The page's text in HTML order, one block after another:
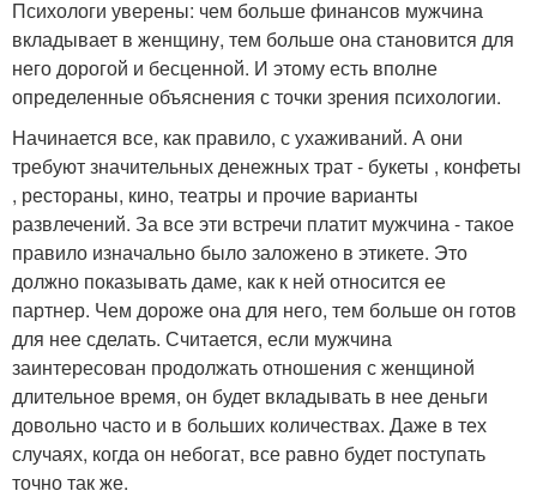
Психологи уверены: чем больше финансов мужчина
вкладывает в женщину, тем больше она становится для
него дорогой и бесценной. И этому есть вполне
определенные объяснения с точки зрения психологии.
Начинается все, как правило, с ухаживаний. А они
требуют значительных денежных трат - букеты , конфеты
, рестораны, кино, театры и прочие варианты
развлечений. За все эти встречи платит мужчина - такое
правило изначально было заложено в этикете. Это
должно показывать даме, как к ней относится ее
партнер. Чем дороже она для него, тем больше он готов
для нее сделать. Считается, если мужчина
заинтересован продолжать отношения с женщиной
длительное время, он будет вкладывать в нее деньги
довольно часто и в больших количествах. Даже в тех
случаях, когда он небогат, все равно будет поступать
точно так же.